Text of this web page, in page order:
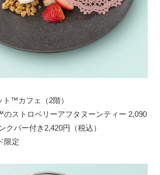
ト™カフェ（2階）
ストロベリーアフタヌーンティー 2,090
クバー付き2,420円（税込）
限定